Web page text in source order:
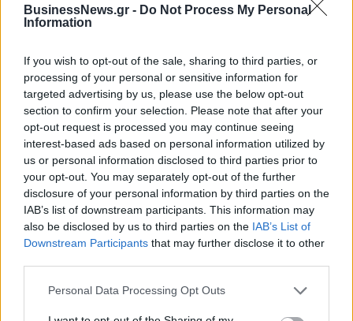
BusinessNews.gr - Do Not Process My Personal
Information
If you wish to opt-out of the sale, sharing to third parties, or
processing of your personal or sensitive information for
targeted advertising by us, please use the below opt-out
section to confirm your selection. Please note that after your
opt-out request is processed you may continue seeing
interest-based ads based on personal information utilized by
us or personal information disclosed to third parties prior to
your opt-out. You may separately opt-out of the further
disclosure of your personal information by third parties on the
IAB’s list of downstream participants. This information may
also be disclosed by us to third parties on the IAB’s List of
Downstream Participants that may further disclose it to other
Personal Data Processing Opt Outs
ΠΕΡΙΣΣΌΤΕΡΑ ΣΕ ΑΥΤΉ ΤΗΝ ΚΑΤΗΓΟΡΊΑ
Πέλλα: Ζημιές από την
κακοκαιρία στον δήμο
Αλμωπίας- Κλειστά την
ΠΝΟ: 48ωρη πανελλαδική
απεργία στις 8 και 9